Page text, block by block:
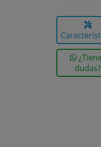
dudas?